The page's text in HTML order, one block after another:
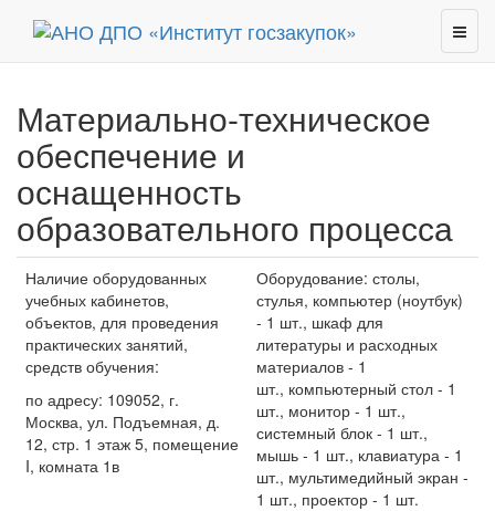
Материально-техническое
обеспечение и
оснащенность
образовательного процесса
Наличие оборудованных
учебных кабинетов,
объектов, для проведения
практических занятий,
средств обучения:
по адресу: 109052, г.
Москва, ул. Подъемная, д.
12, стр. 1 этаж 5, помещение
I, комната 1в
Оборудование: столы,
стулья, компьютер (ноутбук)
- 1 шт., шкаф для
литературы и расходных
материалов - 1
шт., компьютерный стол - 1
шт., монитор - 1 шт.,
системный блок - 1 шт.,
мышь - 1 шт., клавиатура - 1
шт., мультимедийный экран -
1 шт., проектор - 1 шт.